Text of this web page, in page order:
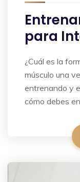
para
¿Cuál es la
músculo una
entrenando y
cómo debes